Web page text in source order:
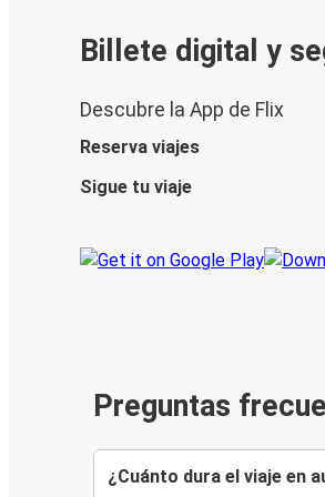
Billete digital y
Descubre la App de Flix
Reserva viajes
Sigue tu viaje
Preguntas
¿Cuánto dura el viaje en